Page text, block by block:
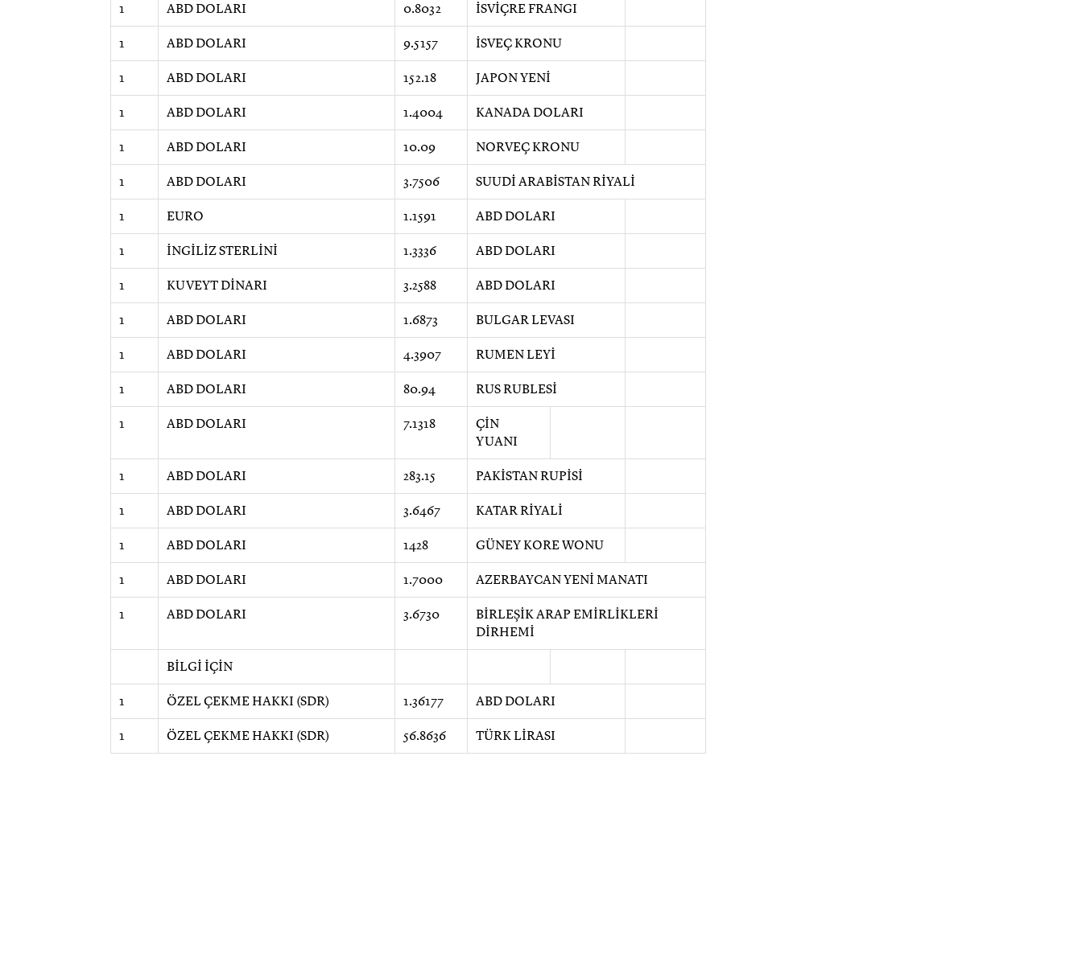
1 ABD DOLARI 0.8032 İSVİÇRE FRANGI
1 ABD DOLARI 9.5157 İSVEÇ KRONU
1 ABD DOLARI 152.18 JAPON YENİ
1 ABD DOLARI 1.4004 KANADA DOLARI
1 ABD DOLARI 10.09 NORVEÇ KRONU
1 ABD DOLARI 3.7506 SUUDİ ARABİSTAN RİYALİ
1 EURO 1.1591 ABD DOLARI
1 İNGİLİZ STERLİNİ 1.3336 ABD DOLARI
1 KUVEYT DİNARI 3.2588 ABD DOLARI
1 ABD DOLARI 1.6873 BULGAR LEVASI
1 ABD DOLARI 4.3907 RUMEN LEYİ
1 ABD DOLARI 80.94 RUS RUBLESİ
1 ABD DOLARI 7.1318
ÇİN
YUANI
1 ABD DOLARI 283.15 PAKİSTAN RUPİSİ
1 ABD DOLARI 3.6467 KATAR RİYALİ
1 ABD DOLARI 1428 GÜNEY KORE WONU
1 ABD DOLARI 1.7000 AZERBAYCAN YENİ MANATI
1 ABD DOLARI 3.6730
BİRLEŞİK ARAP EMİRLİKLERİ
DİRHEMİ
BİLGİ İÇİN
1 ÖZEL ÇEKME HAKKI (SDR) 1.36177 ABD DOLARI
1 ÖZEL ÇEKME HAKKI (SDR) 56.8636 TÜRK LİRASI